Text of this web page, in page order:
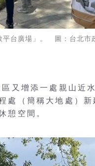
台廣場」。 圖：台北市
又增添一處親山近
處（簡稱大地處）
憩空間。